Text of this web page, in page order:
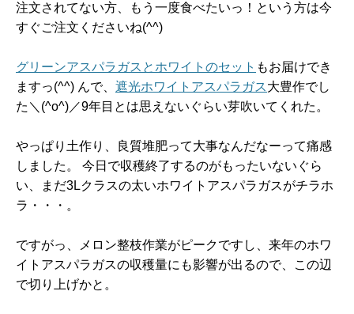
注文されてない方、もう一度食べたいっ！という方は今
すぐご注文くださいね(^^)
グリーンアスパラガスとホワイトのセット もお届けでき
ますっ(^^) んで、 遮光ホワイトアスパラガス大豊作でし
た＼(^o^)／9年目とは思えないぐらい芽吹いてくれた。
やっぱり土作り、良質堆肥って大事なんだなーって痛感
しました。 今日で収穫終了するのがもったいないぐら
い、まだ3Lクラスの太いホワイトアスパラガスがチラホ
ラ・・・。
ですがっ、メロン整枝作業がピークですし、来年のホワ
イトアスパラガスの収穫量にも影響が出るので、この辺
で切り上げかと。